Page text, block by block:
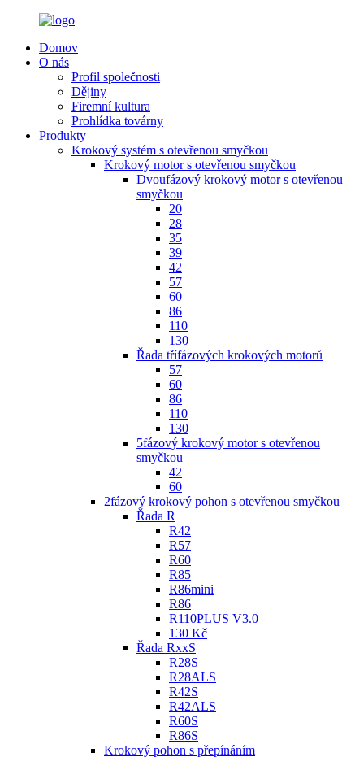
Domov
O nás
Profil společnosti
Dějiny
Firemní kultura
Prohlídka továrny
Produkty
Krokový systém s otevřenou smyčkou
Krokový motor s otevřenou smyčkou
Dvoufázový krokový motor s otevřenou
smyčkou
20
28
35
39
42
57
60
86
110
130
Řada třífázových krokových motorů
57
60
86
110
130
5fázový krokový motor s otevřenou
smyčkou
42
60
2fázový krokový pohon s otevřenou smyčkou
Řada R
R42
R57
R60
R85
R86mini
R86
R110PLUS V3.0
130 Kč
Řada RxxS
R28S
R28ALS
R42S
R42ALS
R60S
R86S
Krokový pohon s přepínáním